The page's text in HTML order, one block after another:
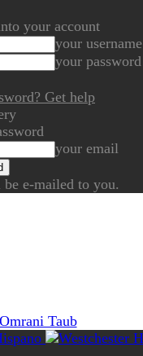
your account
your username
your password
Get help
your email
e-mailed to you.